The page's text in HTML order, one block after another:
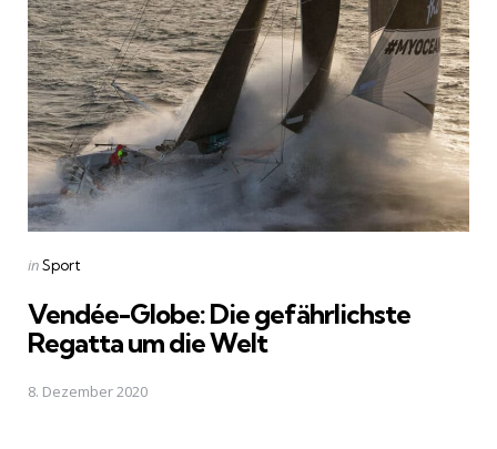
Posted
inSport
Vendée-Globe: Die gefährlichste
Regatta um die Welt
8. Dezember 2020